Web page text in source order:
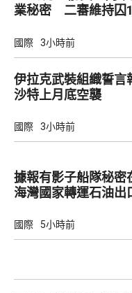
業秘密 二審維持囚
國際 3小時前
伊拉克武裝組織誓言
沙特上月底空襲
國際 3小時前
據報有影子船隊秘密
海灣國家轉運石油出
國際 5小時前